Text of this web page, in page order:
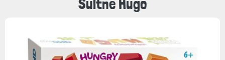
Sultne Hugo